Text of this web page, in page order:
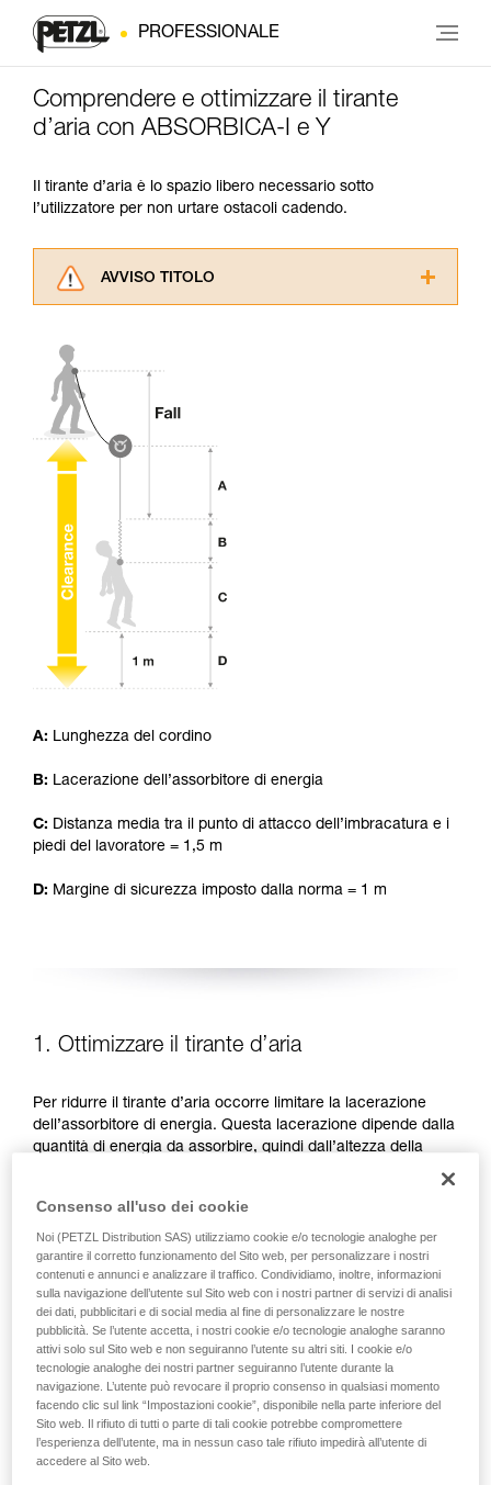
PROFESSIONALE
Comprendere e ottimizzare il tirante
d’aria con ABSORBICA-I e Y
Il tirante d’aria è lo spazio libero necessario sotto
l’utilizzatore per non urtare ostacoli cadendo.
AVVISO TITOLO
capire queste ulteriori informazioni.
formazione ed un addestramento specifico.
capacità di rifare la manovra, da soli, in piena
sicurezza, prima di riprodurla autonomamente.
Forniamo esempi di tecniche relative alla vostra
attività. Ne possono esistere altre che non
vengono qui descritte.
A: Lunghezza del cordino
B: Lacerazione dell’assorbitore di energia
C: Distanza media tra il punto di attacco dell’imbracatura e i
piedi del lavoratore = 1,5 m
D: Margine di sicurezza imposto dalla norma = 1 m
1. Ottimizzare il tirante d’aria
Per ridurre il tirante d’aria occorre limitare la lacerazione
dell’assorbitore di energia. Questa lacerazione dipende dalla
quantità di energia da assorbire, quindi dall’altezza della
caduta. Due possibilità per ridurre l’altezza della caduta sono
ridurre la lunghezza del cordino.
FAVORIRE LE POSIZIONI DI LAVORO AL DI SOTTO
Consenso all'uso dei cookie
Noi (PETZL Distribution SAS) utilizziamo cookie e/o tecnologie analoghe per
garantire il corretto funzionamento del Sito web, per personalizzare i nostri
contenuti e annunci e analizzare il traffico. Condividiamo, inoltre, informazioni
sulla navigazione dell’utente sul Sito web con i nostri partner di servizi di analisi
dei dati, pubblicitari e di social media al fine di personalizzare le nostre
pubblicità. Se l’utente accetta, i nostri cookie e/o tecnologie analoghe saranno
attivi solo sul Sito web e non seguiranno l’utente su altri siti. I cookie e/o
tecnologie analoghe dei nostri partner seguiranno l’utente durante la
navigazione. L’utente può revocare il proprio consenso in qualsiasi momento
facendo clic sul link “Impostazioni cookie”, disponibile nella parte inferiore del
Sito web. Il rifiuto di tutti o parte di tali cookie potrebbe compromettere
l’esperienza dell’utente, ma in nessun caso tale rifiuto impedirà all’utente di
accedere al Sito web.